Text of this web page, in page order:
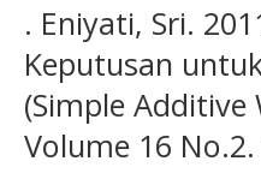
. Eniyati, Sri.
Keputusan
(Simple
Volume 16